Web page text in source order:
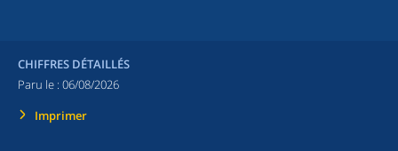
CHIFFRES DÉTAILLÉS
Paru le : 06/08/2026
Imprimer